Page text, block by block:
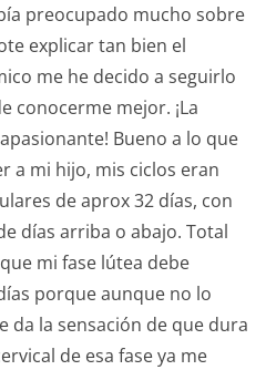
preocupado mucho sobre
explicar tan bien el
me he decido a seguirlo
conocerme mejor. ¡La
Bueno a lo que
a mi hijo, mis ciclos eran
de aprox 32 días, con
días arriba o abajo. Total
mi fase lútea debe
porque aunque no lo
da la sensación de que dura
de esa fase ya me